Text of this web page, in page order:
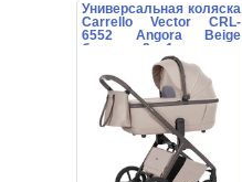
Универсальная коляска
Carrello Vector CRL-
6552 Angora Beige
бежевая 2 в 1 люлька и